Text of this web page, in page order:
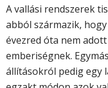
A vallási rendszerek
abból származik,
évezred óta nem
emberiségnek.
állításokról pedig egy